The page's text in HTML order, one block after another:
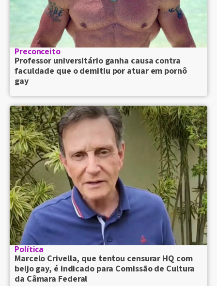
Preconceito
Professor universitário ganha causa contra
faculdade que o demitiu por atuar em pornô
gay
Política
Marcelo Crivella, que tentou censurar HQ com
beijo gay, é indicado para Comissão de Cultura
da Câmara Federal